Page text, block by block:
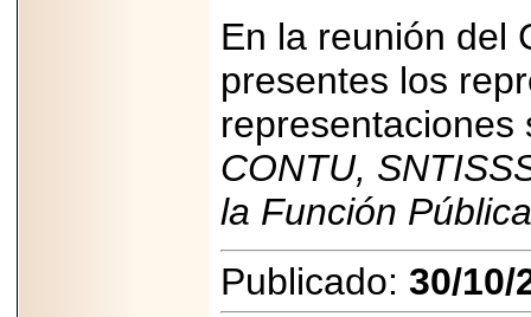
En la reunión del
presentes los
CONTU,
la Función
Publicado: 30/10/